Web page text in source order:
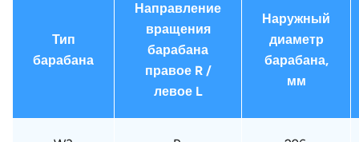
Тип
барабана
Направление
вращения
барабана
правое R /
левое L
Наружный
диаметр
барабана,
мм